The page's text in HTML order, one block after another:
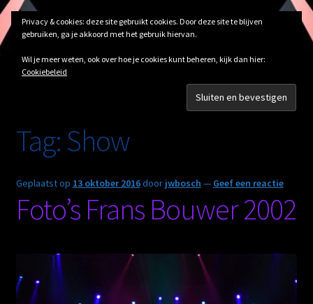
Ga
door
naar
navigatie
Ga
naar
de
inhoud
JWBosch Techniek
Home
Inloggen
Nieuws
Registreren
Uitloggen
Wachtwoord resetten
Tag:Show
Geplaatst op 13 oktober 2016door jwbosch — Geef een reactie
Foto’s Frans Bouwer 2002
Privacy & cookies: deze site gebruikt cookies. Door deze site te blijven
gebruiken, ga je akkoord met het gebruik hiervan.
Wil je meer weten, ook over hoe je cookies kunt beheren, kijk dan hier:
Cookiebeleid